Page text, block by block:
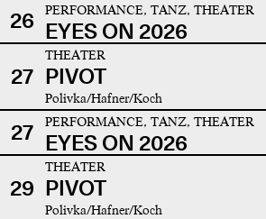
26
PERFORMANCE, TANZ, THEATER
EYES ON 2026
27
THEATER
PIVOT
Polivka/Hafner/Koch
27 PERFORMANCE, TANZ, THEATER
EYES ON 2026
29
THEATER
PIVOT
Polivka/Hafner/Koch